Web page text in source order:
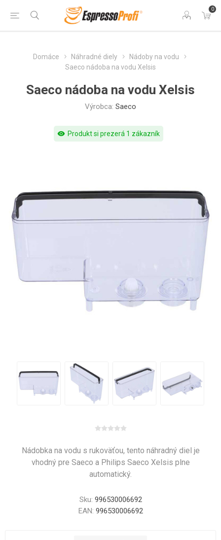
0
Domáce Náhradné diely
Nádoby na vodu
Saeco nádoba na vodu Xelsis
Saeco nádoba na vodu Xelsis
Výrobca: Saeco
visibility Produkt si prezerá 1 zákazník
Nádobka na vodu s rukoväťou, tento náhradný diel je
vhodný pre Saeco a Philips Saeco Xelsis plne
automatický.
Sku: 996530006692
EAN: 996530006692